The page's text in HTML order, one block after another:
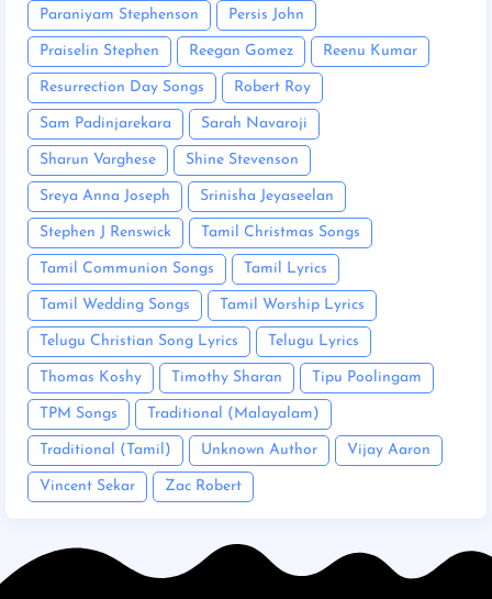
Paraniyam Stephenson Persis John
Praiselin Stephen Reegan Gomez Reenu Kumar
Resurrection Day Songs Robert Roy
Sam Padinjarekara Sarah Navaroji
Sharun Varghese Shine Stevenson
Sreya Anna Joseph Srinisha Jeyaseelan
Stephen J Renswick Tamil Christmas Songs
Tamil Communion Songs Tamil Lyrics
Tamil Wedding Songs Tamil Worship Lyrics
Telugu Christian Song Lyrics Telugu Lyrics
Thomas Koshy Timothy Sharan Tipu Poolingam
TPM Songs Traditional (Malayalam)
Traditional (Tamil) Unknown Author Vijay Aaron
Vincent Sekar Zac Robert